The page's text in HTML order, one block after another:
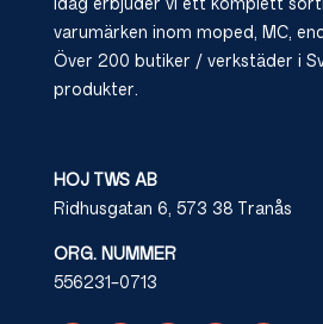
Idag erbjuder vi ett komplett
varumärken inom moped, MC,
Över 200 butiker / verkstäder i
produkter.
HOJ TWS AB
Ridhusgatan 6, 573 38 Tranås
ORG. NUMMER
556231-0713